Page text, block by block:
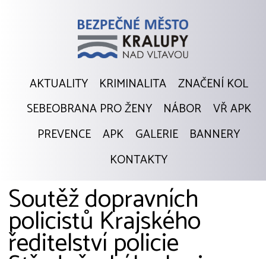
AKTUALITY KRIMINALITA
ZNAČENÍ KOL
SEBEOBRANA PRO ŽENY
NÁBOR
VŘ APK
PREVENCE
APK GALERIE
BANNERY
KONTAKTY
Soutěž dopravních
policistů Krajského
ředitelství policie